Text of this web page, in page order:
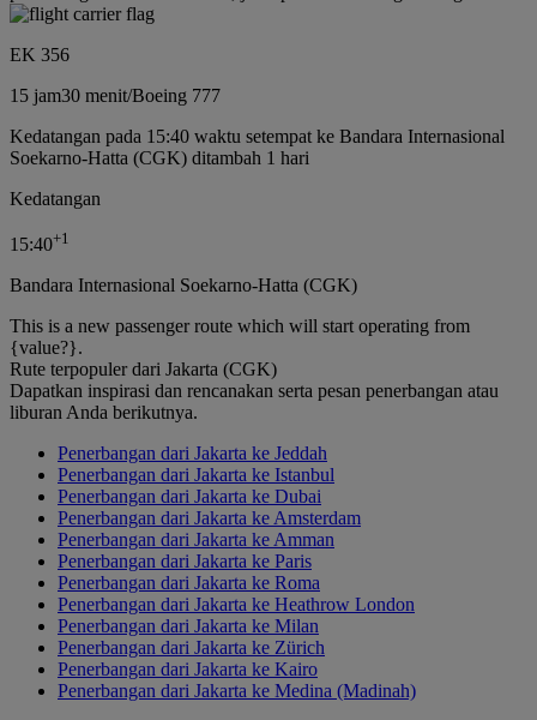
EK 356
15 jam30 menit/Boeing 777
Kedatangan pada 15:40 waktu setempat ke Bandara Internasional
Soekarno-Hatta (CGK) ditambah 1 hari
Kedatangan
15:40+1
Bandara Internasional Soekarno-Hatta (CGK)
This is a new passenger route which will start operating from
{value?}.
Rute terpopuler dari Jakarta (CGK)
Dapatkan inspirasi dan rencanakan serta pesan penerbangan atau
liburan Anda berikutnya.
Penerbangan dari Jakarta ke Jeddah
Penerbangan dari Jakarta ke Istanbul
Penerbangan dari Jakarta ke Dubai
Penerbangan dari Jakarta ke Amsterdam
Penerbangan dari Jakarta ke Amman
Penerbangan dari Jakarta ke Paris
Penerbangan dari Jakarta ke Roma
Penerbangan dari Jakarta ke Heathrow London
Penerbangan dari Jakarta ke Milan
Penerbangan dari Jakarta ke Zürich
Penerbangan dari Jakarta ke Kairo
Penerbangan dari Jakarta ke Medina (Madinah)